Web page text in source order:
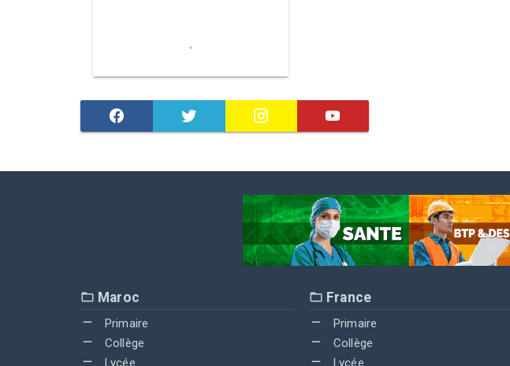
Maroc
Primaire
Collège
Lycée
France
Primaire
Collège
Lycée